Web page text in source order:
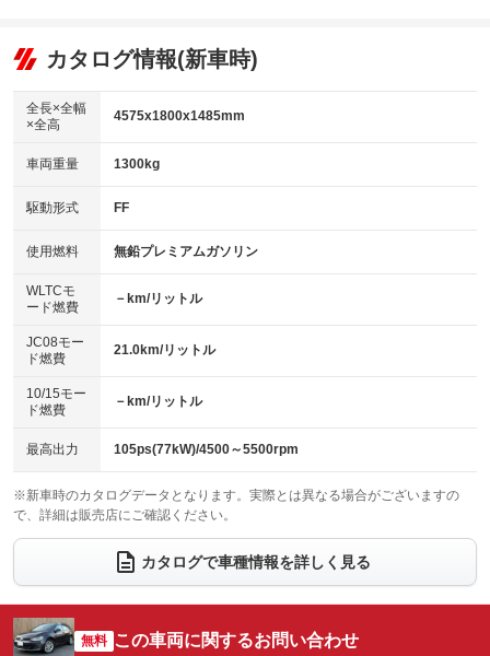
リフトアップ
：装備なし
：装備なし
パワーウィンドウ
アイドリングストップ
：装備あり
USB入力端子
：装備なし
100V電源
：装備なし
センターデフロック
：装備なし
電動格納ミラー
：装備あり
ビジュアル：-／DVD再生
：装備あり
アルミホイール：16インチ
：装備あり
HID(キセノンライト)
バックカメラ
エアロ
：装備なし
ローダウン
：装備なし
ベンチシート
：装備なし
チップアップシート
：装備なし オットマン
：装備なし
電動格納サードシート
：装備なし シートヒーター
：装備なし
ウォークスルー
電動リアゲート フロントカメラ
：装備なし
シートエアコン
：装備なし 全周囲カメラ
：装備なし
サイドカメラ
：装備なし ルーフレール
：装備あり
カタログ情報(新車時)
全長×全幅
×全高
4575x1800x1485mm
車両重量 1300kg
駆動形式 FF
使用燃料 無鉛プレミアムガソリン
WLTCモ
ード燃費
－km/リットル
JC08モー
ド燃費
21.0km/リットル
10/15モー
ド燃費
－km/リットル
最高出力 105ps(77kW)/4500～5500rpm
※新車時のカタログデータとなります。実際とは異なる場合がございますの
で、詳細は販売店にご確認ください。
カタログで車種情報を詳しく見る
無料 この車両に関するお問い合わせ